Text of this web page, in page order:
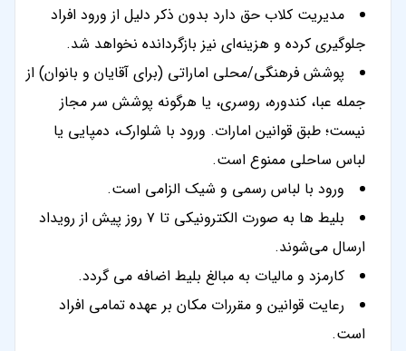
مدیریت کلاب حق دارد بدون ذکر دلیل از ورود افراد
جلوگیری کرده و هزینه‌ای نیز بازگردانده نخواهد شد.
پوشش فرهنگی/محلی اماراتی (برای آقایان و بانوان) از
جمله عبا، کندوره، روسری، یا هرگونه پوشش سر مجاز
نیست؛ طبق قوانین امارات. ورود با شلوارک، دمپایی یا
لباس ساحلی ممنوع است.
ورود با لباس رسمی و شیک الزامی است.
بلیط ها به صورت الکترونیکی تا ۷ روز پیش از رویداد
ارسال می‌شوند.
کارمزد و مالیات به مبالغ بلیط اضافه می گردد.
رعایت قوانین و مقررات مکان بر عهده تمامی افراد
است.